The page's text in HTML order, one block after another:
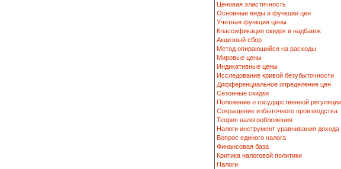
Ценовая эластичность
Основные виды и функции цен
Учетная функция цены
Классификация скидок и надбавок
Акцизный сбор
Метод опирающийся на расходы
Мировые цены
Индикативные цены
Исследование кривой безубыточности
Дифференциальное определение цен
Сезонные скидки
Положение о государственной регуляции
Сокращение избыточного производства
Теория налогообложения
Налоги инструмент уравнивания дохода
Вопрос единого налога
Финансовая база
Критика налоговой политики
Налоги